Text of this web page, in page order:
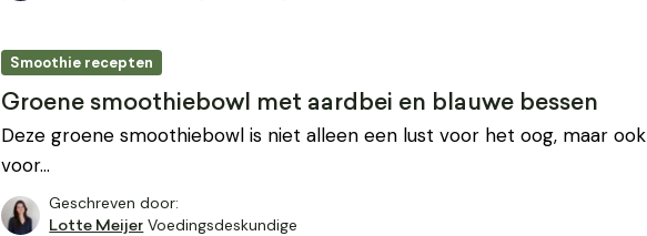
Smoothie recepten
Groene smoothiebowl met aardbei en blauwe bessen
Deze groene smoothiebowl is niet alleen een lust voor het oog, maar ook
voor…
Geschreven door:
Lotte Meijer Voedingsdeskundige